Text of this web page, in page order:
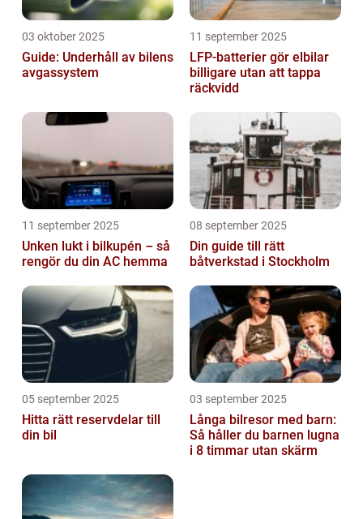
03 oktober 2025
Guide: Underhåll av bilens
avgassystem
11 september 2025
LFP-batterier gör elbilar
billigare utan att tappa
räckvidd
11 september 2025
Unken lukt i bilkupén – så
rengör du din AC hemma
08 september 2025
Din guide till rätt
båtverkstad i Stockholm
05 september 2025
Hitta rätt reservdelar till
din bil
03 september 2025
Långa bilresor med barn:
Så håller du barnen lugna
i 8 timmar utan skärm